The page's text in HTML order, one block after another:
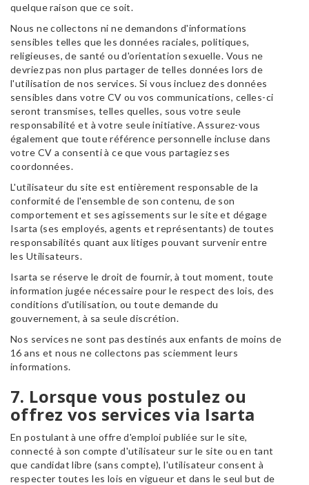
quelque raison que ce soit.
Nous ne collectons ni ne demandons d'informations
sensibles telles que les données raciales, politiques,
religieuses, de santé ou d'orientation sexuelle. Vous ne
devriez pas non plus partager de telles données lors de
l'utilisation de nos services. Si vous incluez des données
sensibles dans votre CV ou vos communications, celles-ci
seront transmises, telles quelles, sous votre seule
responsabilité et à votre seule initiative. Assurez-vous
également que toute référence personnelle incluse dans
votre CV a consenti à ce que vous partagiez ses
coordonnées.
L'utilisateur du site est entièrement responsable de la
conformité de l'ensemble de son contenu, de son
comportement et ses agissements sur le site et dégage
Isarta (ses employés, agents et représentants) de toutes
responsabilités quant aux litiges pouvant survenir entre
les Utilisateurs.
Isarta se réserve le droit de fournir, à tout moment, toute
information jugée nécessaire pour le respect des lois, des
conditions d'utilisation, ou toute demande du
gouvernement, à sa seule discrétion.
Nos services ne sont pas destinés aux enfants de moins de
16 ans et nous ne collectons pas sciemment leurs
informations.
7. Lorsque vous postulez ou
offrez vos services via Isarta
En postulant à une offre d'emploi publiée sur le site,
connecté à son compte d'utilisateur sur le site ou en tant
que candidat libre (sans compte), l'utilisateur consent à
respecter toutes les lois en vigueur et dans le seul but de